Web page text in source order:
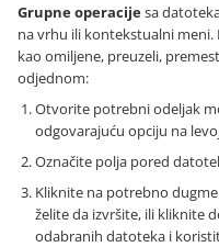
Grupne operacijesa
na vrhu ili kontekstualni meni.
kao omiljene, preuzeli,
odjednom:
Otvorite potrebni odeljak
odgovarajuću opciju na
Označite polja pored
Kliknite na potrebno
želite da izvršite, ili kliknite
odabranih datoteka i